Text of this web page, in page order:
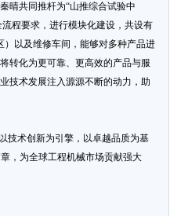
晴共同推杆为“山推综合试验中
程要求，进行模块化建设，共设有
以及维修车间，能够对多种产品进
转化为更可靠、更高效的产品与服
技术发展注入源源不断的动力，助
技术创新为引擎，以卓越品质为基
，为全球工程机械市场贡献强大